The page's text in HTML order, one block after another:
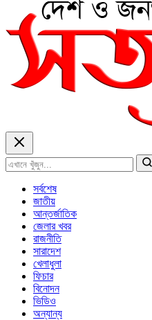
সর্বশেষ
জাতীয়
আন্তর্জাতিক
জেলার খবর
রাজনীতি
সারাদেশ
খেলাধুলা
ফিচার
বিনোদন
ভিডিও
অন্যান্য